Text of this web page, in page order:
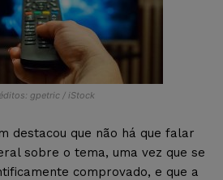
gpetric / iStock
destacou que não há que falar
sobre o tema, uma vez que se
comprovado, e que a